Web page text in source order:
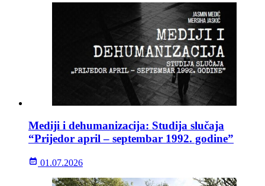
Mediji i dehumanizacija: Studija slučaja
“Prijedor april – septembar 1992. godine”
01.07.2026